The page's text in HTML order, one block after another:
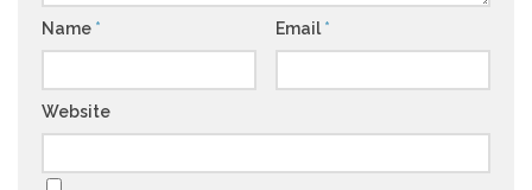
Name * Email *
Website